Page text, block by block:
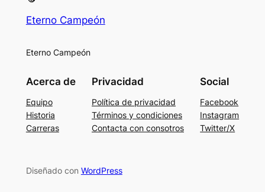
Eterno Campeón
Eterno Campeón
Acerca de
Equipo
Historia
Carreras
Privacidad
Política de privacidad
Términos y condiciones
Contacta con consotros
Social
Facebook
Instagram
Twitter/X
Diseñado con WordPress